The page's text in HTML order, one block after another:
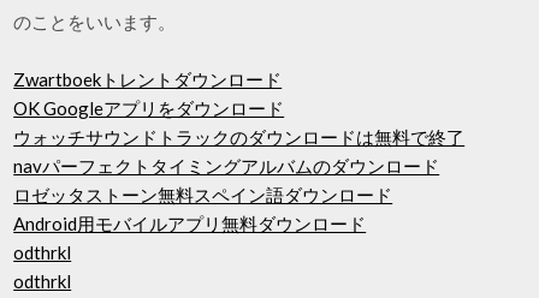
のことをいいます。
Zwartboekトレントダウンロード
OK Googleアプリをダウンロード
ウォッチサウンドトラックのダウンロードは無料で終了
navパーフェクトタイミングアルバムのダウンロード
ロゼッタストーン無料スペイン語ダウンロード
Android用モバイルアプリ無料ダウンロード
odthrkl
odthrkl